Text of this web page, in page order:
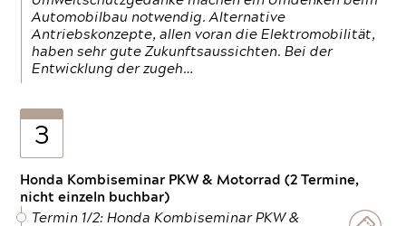
Automobilbau notwendig. Alternative
Antriebskonzepte, allen voran die Elektromobilität,
haben sehr gute Zukunftsaussichten. Bei der
Entwicklung der zugeh…
3
Honda Kombiseminar PKW & Motorrad (2 Termine,
nicht einzeln buchbar)
Termin 1/2: Honda Kombiseminar PKW &